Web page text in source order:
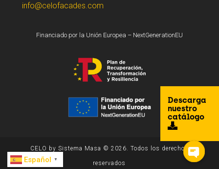
info@celofacades.com
Descarga
nuestro
catálogo
Financiado por la Unión Europea – NextGenerationEU
CELO by Sistema Masa © 2026. Todos los derechos
reservados
Español ▼